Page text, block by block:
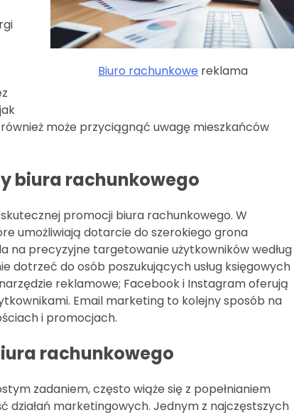
Biuro rachunkowe reklama
może przyciągnąć uwagę mieszkańców
biura rachunkowego
promocji biura rachunkowego. W
umożliwiają dotarcie do szerokiego grona
precyzyjne targetowanie użytkowników według
dotrzeć do osób poszukujących usług księgowych
reklamowe; Facebook i Instagram oferują
Email marketing to kolejny sposób na
i promocjach.
rachunkowego
zadaniem, często wiąże się z popełnianiem
działań marketingowych. Jednym z najczęstszych